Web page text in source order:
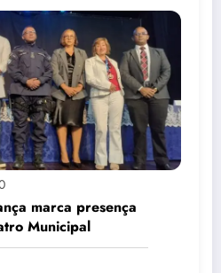
marca presença
Municipal